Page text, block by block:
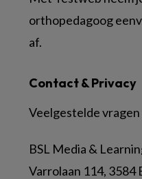
Contact & Privacy
Veelgestelde vragen
BSL Media &
Varrolaan 114, 3584
orthopedagoog
af.